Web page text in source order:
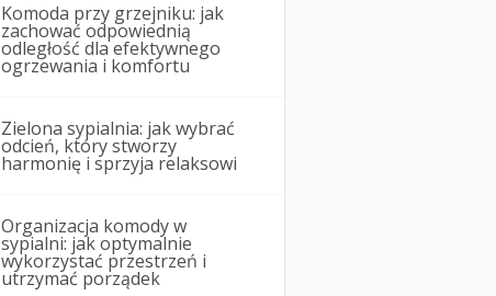
Komoda przy grzejniku: jak
zachować odpowiednią
odległość dla efektywnego
ogrzewania i komfortu
Zielona sypialnia: jak wybrać
odcień, który stworzy
harmonię i sprzyja relaksowi
Organizacja komody w
sypialni: jak optymalnie
wykorzystać przestrzeń i
utrzymać porządek